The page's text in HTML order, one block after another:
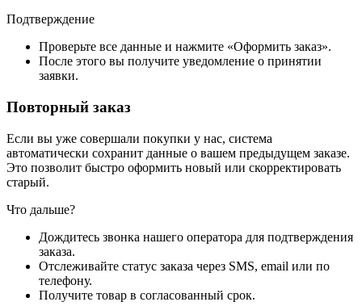
Подтверждение
Проверьте все данные и нажмите «Оформить заказ».
После этого вы получите уведомление о принятии
заявки.
Повторный заказ
Если вы уже совершали покупки у нас, система
автоматически сохранит данные о вашем предыдущем заказе.
Это позволит быстро оформить новый или скорректировать
старый.
Что дальше?
Дождитесь звонка нашего оператора для подтверждения
заказа.
Отслеживайте статус заказа через SMS, email или по
телефону.
Получите товар в согласованный срок.